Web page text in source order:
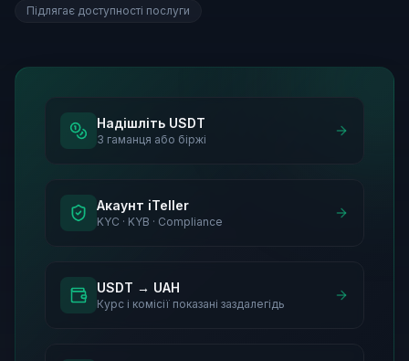
Підлягає доступності послуги
Надішліть USDT
З гаманця або біржі
Акаунт iTeller
KYC · KYB · Compliance
USDT → UAH
Курс і комісії показані заздалегідь